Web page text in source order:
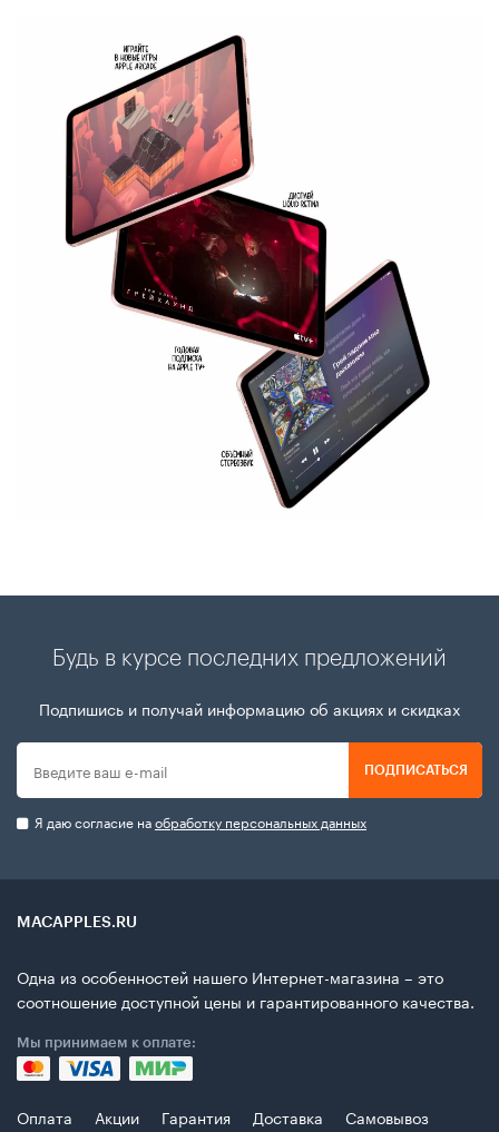
Будь в курсе последних предложений
Подпишись и получай информацию об акциях и скидках
ПОДПИСАТЬСЯ
Я даю согласие наобработку персональных данных
MACAPPLES.RU
Одна из особенностей нашего Интернет-магазина – это
соотношение доступной цены и гарантированного качества.
Мы принимаем к оплате:
Оплата Акции Гарантия Доставка
Самовывоз